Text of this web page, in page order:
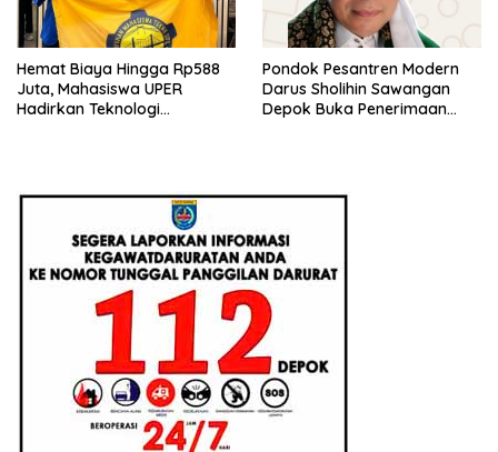
Hemat Biaya Hingga Rp588
Juta, Mahasiswa UPER
Hadirkan Teknologi
Pondok Pesantren Modern
Darus Sholihin Sawangan
Depok Buka Penerimaan